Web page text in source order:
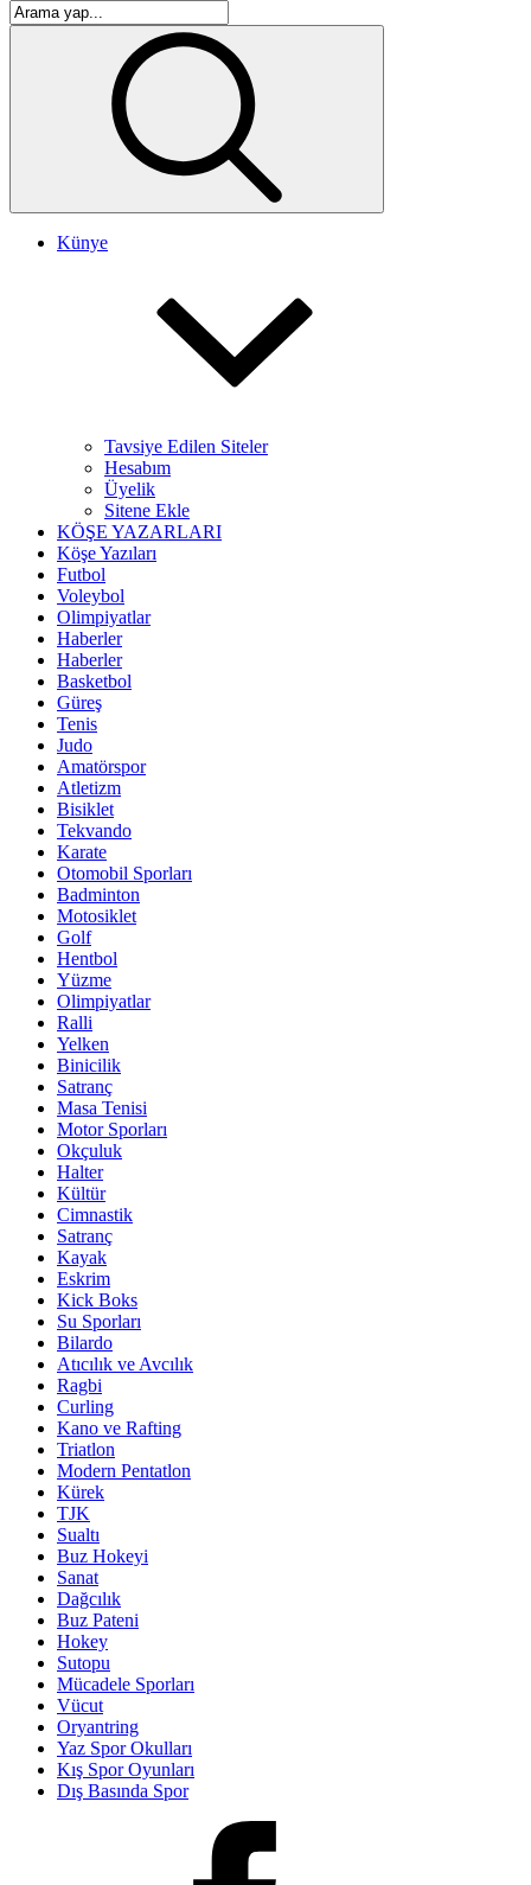
Künye
Tavsiye Edilen Siteler
Hesabım
Üyelik
Sitene Ekle
KÖŞE YAZARLARI
Köşe Yazıları
Futbol
Voleybol
Olimpiyatlar
Haberler
Haberler
Basketbol
Güreş
Tenis
Judo
Amatörspor
Atletizm
Bisiklet
Tekvando
Karate
Otomobil Sporları
Badminton
Motosiklet
Golf
Hentbol
Yüzme
Olimpiyatlar
Ralli
Yelken
Binicilik
Satranç
Masa Tenisi
Motor Sporları
Okçuluk
Halter
Kültür
Cimnastik
Satranç
Kayak
Eskrim
Kick Boks
Su Sporları
Bilardo
Atıcılık ve Avcılık
Ragbi
Curling
Kano ve Rafting
Triatlon
Modern Pentatlon
Kürek
TJK
Sualtı
Buz Hokeyi
Sanat
Dağcılık
Buz Pateni
Hokey
Sutopu
Mücadele Sporları
Vücut
Oryantring
Yaz Spor Okulları
Kış Spor Oyunları
Dış Basında Spor